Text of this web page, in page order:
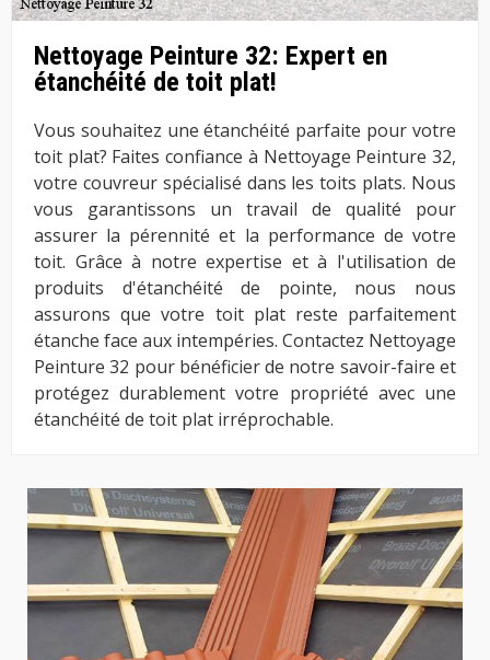
Nettoyage Peinture 32: Expert en
étanchéité de toit plat!
Vous souhaitez une étanchéité parfaite pour votre
toit plat? Faites confiance à Nettoyage Peinture 32,
votre couvreur spécialisé dans les toits plats. Nous
vous garantissons un travail de qualité pour
assurer la pérennité et la performance de votre
toit. Grâce à notre expertise et à l'utilisation de
produits d'étanchéité de pointe, nous nous
assurons que votre toit plat reste parfaitement
étanche face aux intempéries. Contactez Nettoyage
Peinture 32 pour bénéficier de notre savoir-faire et
protégez durablement votre propriété avec une
étanchéité de toit plat irréprochable.